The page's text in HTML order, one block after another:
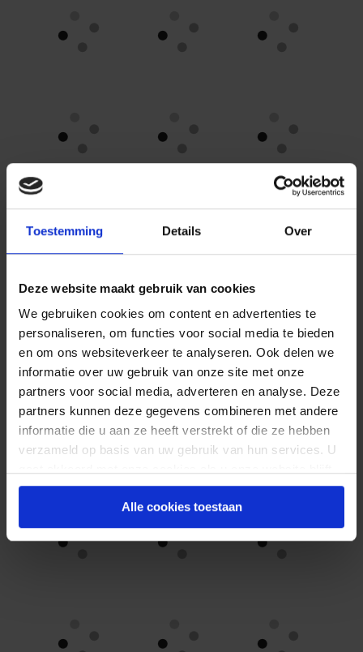
Toestemming Details Over
Deze website maakt gebruik van cookies
We gebruiken cookies om content en advertenties te
personaliseren, om functies voor social media te bieden
en om ons websiteverkeer te analyseren. Ook delen we
informatie over uw gebruik van onze site met onze
partners voor social media, adverteren en analyse. Deze
partners kunnen deze gegevens combineren met andere
informatie die u aan ze heeft verstrekt of die ze hebben
verzameld op basis van uw gebruik van hun services. U
gebruiken.
Alle cookies toestaan